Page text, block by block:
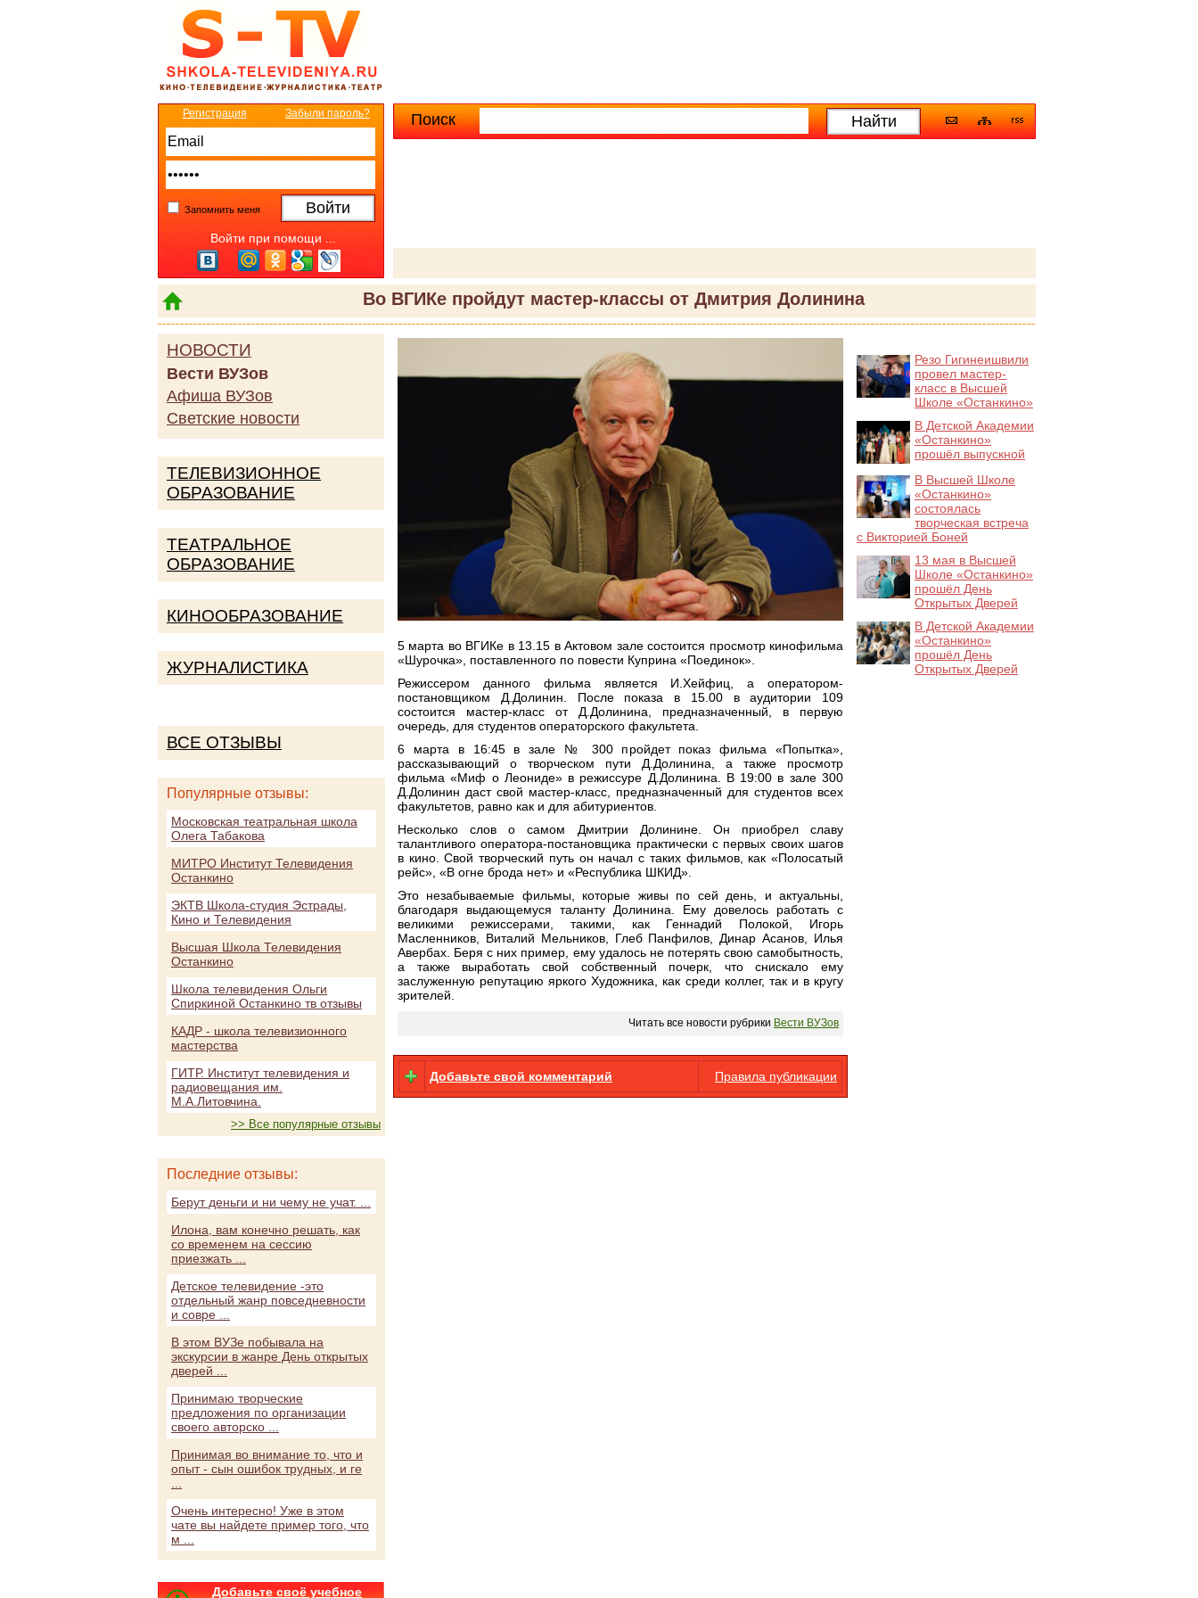
Поиск
Расширенный поиск
Во ВГИКе пройдут мастер-классы от Дмитрия Долинина
Регистрация Забыли пароль?
Запомнить меня
Войти при помощи ...
5 марта во ВГИКе в 13.15 в Актовом зале состоится просмотр кинофильма
«Шурочка», поставленного по повести Куприна «Поединок».
Режиссером данного фильма является И.Хейфиц, а оператором-
постановщиком Д.Долинин. После показа в 15.00 в аудитории 109
состоится мастер-класс от Д.Долинина, предназначенный, в первую
очередь, для студентов операторского факультета.
6 марта в 16:45 в зале № 300 пройдет показ фильма «Попытка»,
рассказывающий о творческом пути Д.Долинина, а также просмотр
фильма «Миф о Леониде» в режиссуре Д.Долинина. В 19:00 в зале 300
Д.Долинин даст свой мастер-класс, предназначенный для студентов всех
факультетов, равно как и для абитуриентов.
Несколько слов о самом Дмитрии Долинине. Он приобрел славу
талантливого оператора-постановщика практически с первых своих шагов
в кино. Свой творческий путь он начал с таких фильмов, как «Полосатый
рейс», «В огне брода нет» и «Республика ШКИД».
Это незабываемые фильмы, которые живы по сей день, и актуальны,
благодаря выдающемуся таланту Долинина. Ему довелось работать с
великими режиссерами, такими, как Геннадий Полокой, Игорь
Масленников, Виталий Мельников, Глеб Панфилов, Динар Асанов, Илья
Авербах. Беря с них пример, ему удалось не потерять свою самобытность,
а также выработать свой собственный почерк, что снискало ему
заслуженную репутацию яркого Художника, как среди коллег, так и в кругу
зрителей.
Читать все новости рубрики Вести ВУЗов
Добавьте свой комментарий Правила публикации
Резо Гигинеишвили
провел мастер-
класс в Высшей
Школе «Останкино»
В Детской Академии
«Останкино»
прошёл выпускной
В Высшей Школе
«Останкино»
состоялась
творческая встреча
с Викторией Боней
13 мая в Высшей
Школе «Останкино»
прошёл День
Открытых Дверей
В Детской Академии
«Останкино»
прошёл День
Открытых Дверей
НОВОСТИ
Вести ВУЗов
Афиша ВУЗов
Светские новости
ТЕЛЕВИЗИОННОЕ
ОБРАЗОВАНИЕ
ТЕАТРАЛЬНОЕ
ОБРАЗОВАНИЕ
КИНООБРАЗОВАНИЕ
ЖУРНАЛИСТИКА
ВСЕ ОТЗЫВЫ
Популярные отзывы:
Московская театральная школа
Олега Табакова
МИТРО Институт Телевидения
Останкино
ЭКТВ Школа-студия Эстрады,
Кино и Телевидения
Высшая Школа Телевидения
Останкино
Школа телевидения Ольги
Спиркиной Останкино тв отзывы
КАДР - школа телевизионного
мастерства
ГИТР. Институт телевидения и
радиовещания им.
М.А.Литовчина.
>> Все популярные отзывы
Последние отзывы:
Берут деньги и ни чему не учат. ...
Илона, вам конечно решать, как
со временем на сессию
приезжать ...
Детское телевидение -это
отдельный жанр повседневности
и совре ...
В этом ВУЗе побывала на
экскурсии в жанре День открытых
дверей ...
Принимаю творческие
предложения по организации
своего авторско ...
Принимая во внимание то, что и
опыт - сын ошибок трудных, и ге
Очень интересно! Уже в этом
чате вы найдете пример того, что
м ...
Добавьте своё учебное